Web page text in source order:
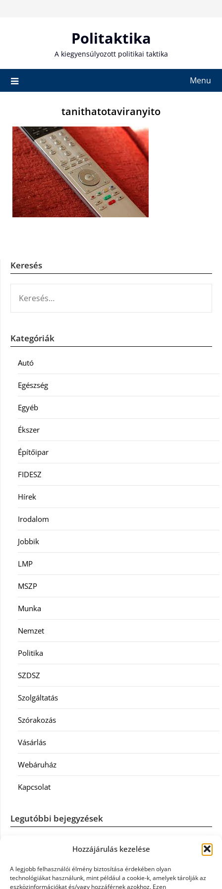
Hozzájárulás kezelése
A legjobb felhasználói élmény biztosítása érdekében olyan
technológiákat használunk, mint például a cookie-k, amelyek tárolják az
eszközinformációkat és/vagy hozzáférnek azokhoz. Ezen
Politaktika
A kiegyensúlyozott politikai taktika
Menu
tanithatotaviranyito
Keresés
Kategóriák
Autó
Egészség
Egyéb
Ékszer
Építőipar
FIDESZ
Hírek
Irodalom
Jobbik
LMP
MSZP
Munka
Nemzet
Politika
SZDSZ
Szolgáltatás
Szórakozás
Vásárlás
Webáruház
Kapcsolat
Legutóbbi bejegyzések
Casco szélvédőcsere: mikor éri meg a biztosítást igénybe
Könyvelés: mikor érdemes könyvelőt váltani?